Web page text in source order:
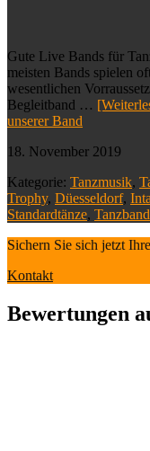
Gute Live Bands für
meisten Bands spielen
wesentlichen
Begleitband …
unserer Band
18. November 2019
Kategorie: Tanzmusik,
Trophy, Düesseldorf,
Standardtänze, Tanzband
Sichern Sie sich jetzt
Kontakt
Bewertungen